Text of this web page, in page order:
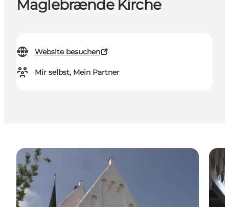
Maglebrænde Kirche
Website besuchen
Mir selbst, Mein Partner